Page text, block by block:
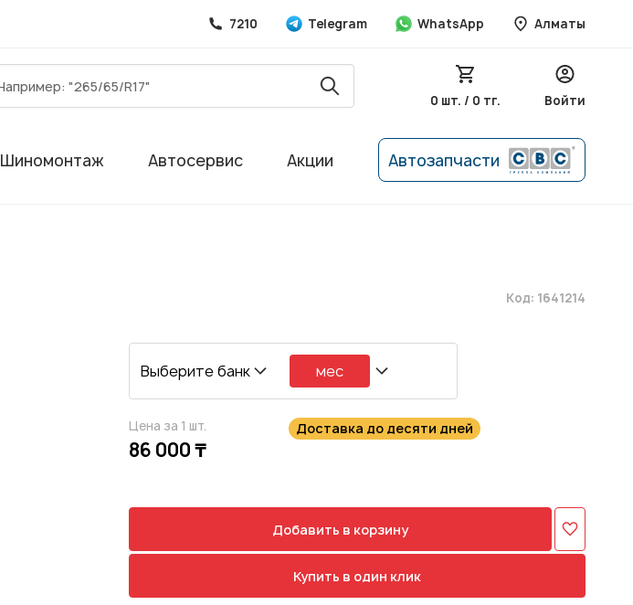
7210 Telegram WhatsApp Алматы
0 шт. / 0 тг. Войти
Шиномонтаж Автосервис Акции Автозапчасти
Код: 1641214
Выберите банк мес
Цена за 1 шт.
86 000 ₸
Доставка до десяти дней
Добавить в корзину
Купить в один клик